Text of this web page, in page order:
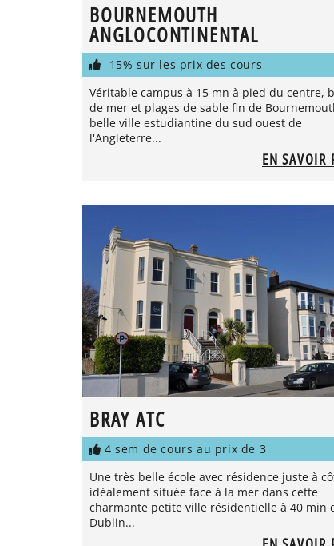
BOURNEMOUTH
ANGLOCONTINENTAL
-15% sur les prix des cours
Véritable campus à 15 mn à pied du centre,
de mer et plages de sable fin de
belle ville estudiantine du sud ouest de
l'Angleterre...
EN SAVOIR
BRAY ATC
4 sem de cours au prix de 3
Une très belle école avec résidence juste à
idéalement située face à la mer dans cette
charmante petite ville résidentielle à 40 min
Dublin...